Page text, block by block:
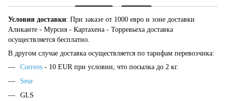
Условия доставки: При заказе от 1000 евро и зоне доставки
Аликанте - Мурсия - Картахена - Торревьеха доставка
осуществляется бесплатно.
В другом случае доставка осуществляется по тарифам перевозчика:
Correos - 10 EUR при условии, что посылка до 2 кг.
Seur
GLS